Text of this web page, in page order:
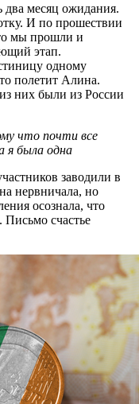
два месяц ожидания.
И по прошествии
мы прошли и
этап.
одному
полетит Алина.
них были из России
что почти все
я была одна
заводили в
нервничала, но
осознала, что
Письмо счастье